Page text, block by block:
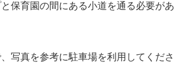
保育園の間にある小道を通る必要があ
写真を参考に駐車場を利用してくださ